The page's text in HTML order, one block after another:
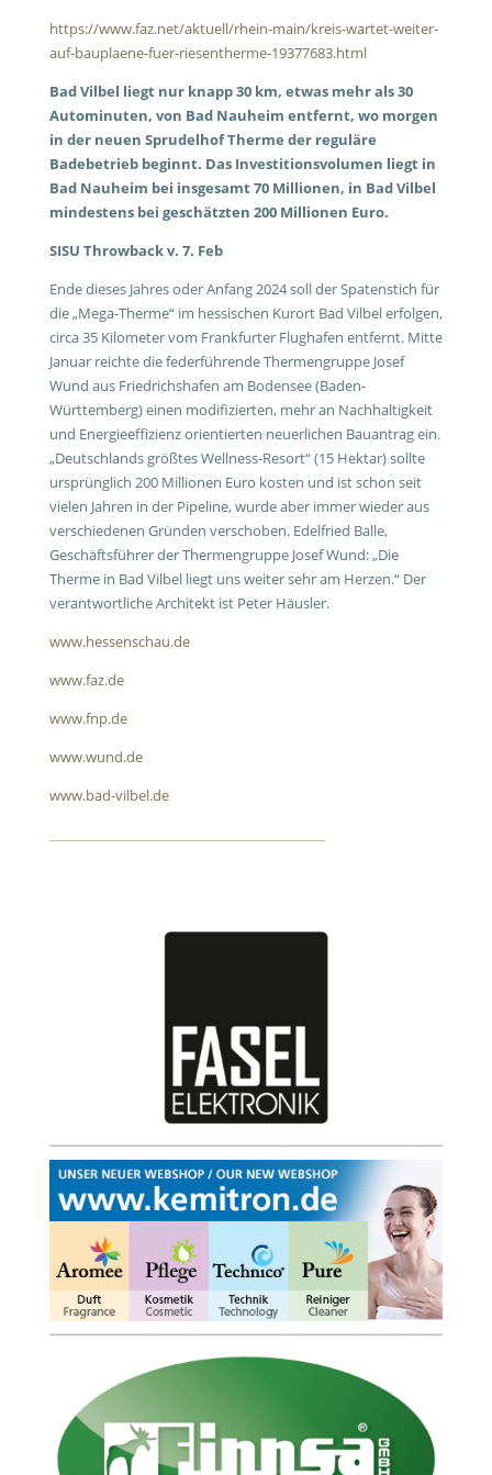
https://www.faz.net/aktuell/rhein-main/kreis-wartet-weiter-
auf-bauplaene-fuer-riesentherme-19377683.html
Bad Vilbel liegt nur knapp 30 km, etwas mehr als 30
Autominuten, von Bad Nauheim entfernt, wo morgen
in der neuen Sprudelhof Therme der reguläre
Badebetrieb beginnt. Das Investitionsvolumen liegt in
Bad Nauheim bei insgesamt 70 Millionen, in Bad Vilbel
mindestens bei geschätzten 200 Millionen Euro.
SISU Throwback v. 7. Feb
Ende dieses Jahres oder Anfang 2024 soll der Spatenstich für
die „Mega-Therme“ im hessischen Kurort Bad Vilbel erfolgen,
circa 35 Kilometer vom Frankfurter Flughafen entfernt. Mitte
Januar reichte die federführende Thermengruppe Josef
Wund aus Friedrichshafen am Bodensee (Baden-
Württemberg) einen modifizierten, mehr an Nachhaltigkeit
und Energieeffizienz orientierten neuerlichen Bauantrag ein.
„Deutschlands größtes Wellness-Resort“ (15 Hektar) sollte
ursprünglich 200 Millionen Euro kosten und ist schon seit
vielen Jahren in der Pipeline, wurde aber immer wieder aus
verschiedenen Gründen verschoben. Edelfried Balle,
Geschäftsführer der Thermengruppe Josef Wund: „Die
Therme in Bad Vilbel liegt uns weiter sehr am Herzen.“ Der
verantwortliche Architekt ist Peter Häusler.
www.hessenschau.de
www.faz.de
www.fnp.de
www.wund.de
www.bad-vilbel.de